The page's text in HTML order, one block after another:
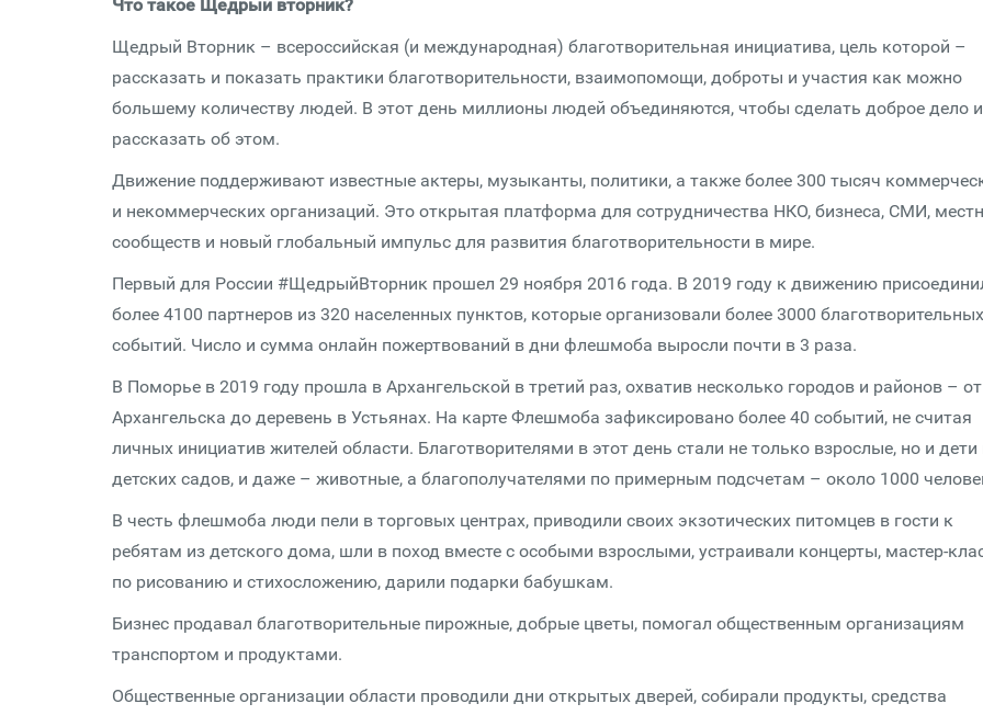
Что такое Щедрый вторник?
Щедрый Вторник – всероссийская (и международная) благотворительная инициатива, цель которой –
рассказать и показать практики благотворительности, взаимопомощи, доброты и участия как можно
большему количеству людей. В этот день миллионы людей объединяются, чтобы сделать доброе дело и
рассказать об этом.
Движение поддерживают известные актеры, музыканты, политики, а также более 300 тысяч
и некоммерческих организаций. Это открытая платформа для сотрудничества НКО, бизнеса, СМИ,
сообществ и новый глобальный импульс для развития благотворительности в мире.
Первый для России #ЩедрыйВторник прошел 29 ноября 2016 года. В 2019 году к движению
более 4100 партнеров из 320 населенных пунктов, которые организовали более 3000 благотворительных
событий. Число и сумма онлайн пожертвований в дни флешмоба выросли почти в 3 раза.
В Поморье в 2019 году прошла в Архангельской в третий раз, охватив несколько городов и районов – от
Архангельска до деревень в Устьянах. На карте Флешмоба зафиксировано более 40 событий, не считая
личных инициатив жителей области. Благотворителями в этот день стали не только взрослые, но и дети
детских садов, и даже – животные, а благополучателями по примерным подсчетам – около 1000
В честь флешмоба люди пели в торговых центрах, приводили своих экзотических питомцев в гости к
ребятам из детского дома, шли в поход вместе с особыми взрослыми, устраивали концерты, мастер-
по рисованию и стихосложению, дарили подарки бабушкам.
Бизнес продавал благотворительные пирожные, добрые цветы, помогал общественным организациям
транспортом и продуктами.
Общественные организации области проводили дни открытых дверей, собирали продукты, средства